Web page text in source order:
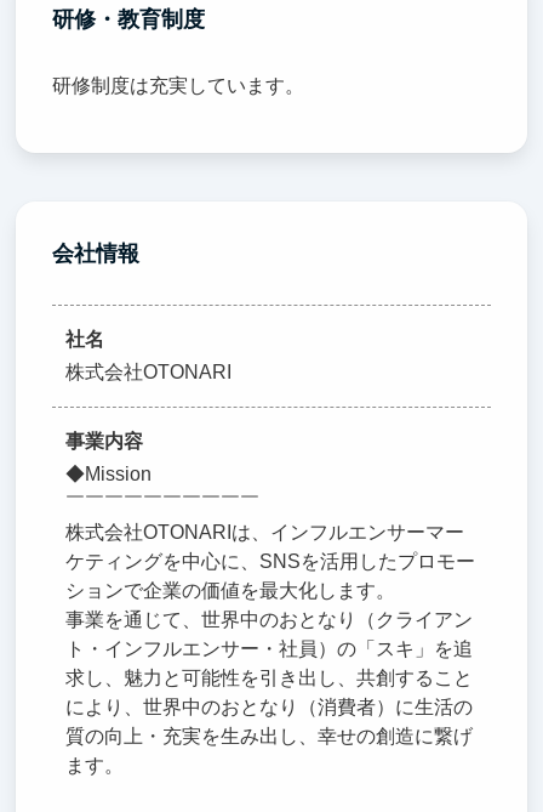
研修・教育制度
研修制度は充実しています。
会社情報
社名
株式会社OTONARI
事業内容
◆Mission
￣￣￣￣￣￣￣￣￣￣
株式会社OTONARIは、インフルエンサーマー
ケティングを中心に、SNSを活用したプロモー
ションで企業の価値を最大化します。
事業を通じて、世界中のおとなり（クライアン
ト・インフルエンサー・社員）の「スキ」を追
求し、魅力と可能性を引き出し、共創すること
により、世界中のおとなり（消費者）に生活の
質の向上・充実を生み出し、幸せの創造に繋げ
ます。